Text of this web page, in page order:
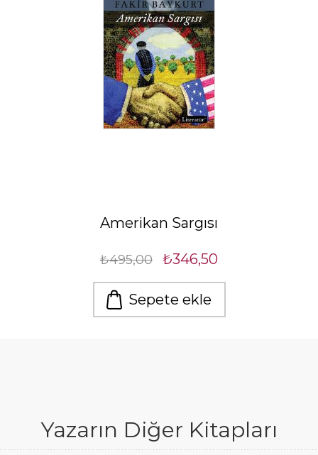
Amerikan Sargısı
₺495,00 ₺346,50
Sepete ekle
Yazarın Diğer Kitapları